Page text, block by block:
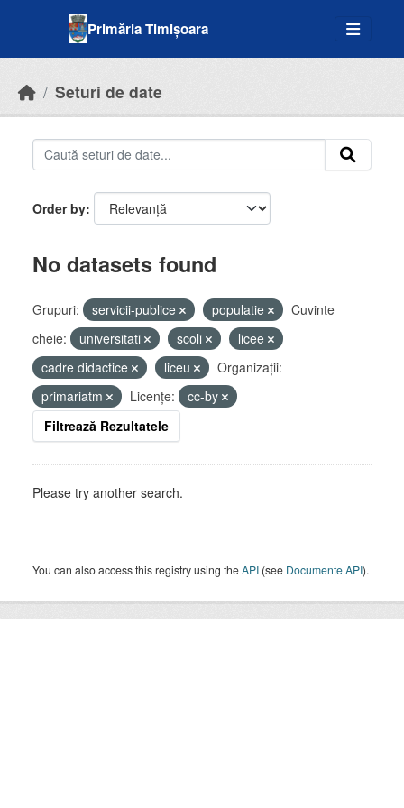
Primăria Timișoara
Seturi de date
Order by
No datasets found
Grupuri: servicii-publice populatie
Cuvinte
cheie:
universitati scoli
licee
cadre didactice
liceu
Organizații:
primariatm
Licenţe:
cc-by
Filtrează Rezultatele
Please try another search.
You can also access this registry using theAPI (see Documente API).